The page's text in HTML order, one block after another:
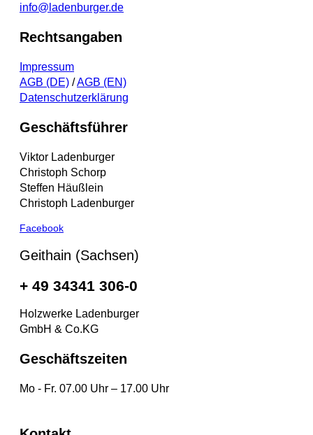
info@ladenburger.de
Rechtsangaben
Impressum
AGB (DE) /AGB (EN)
Datenschutzerklärung
Geschäftsführer
Viktor Ladenburger
Christoph Schorp
Steffen Häußlein
Christoph Ladenburger
Facebook
Geithain (Sachsen)
+ 49 34341 306-0
Holzwerke Ladenburger
GmbH & Co.KG
Geschäftszeiten
Mo - Fr. 07.00 Uhr – 17.00 Uhr